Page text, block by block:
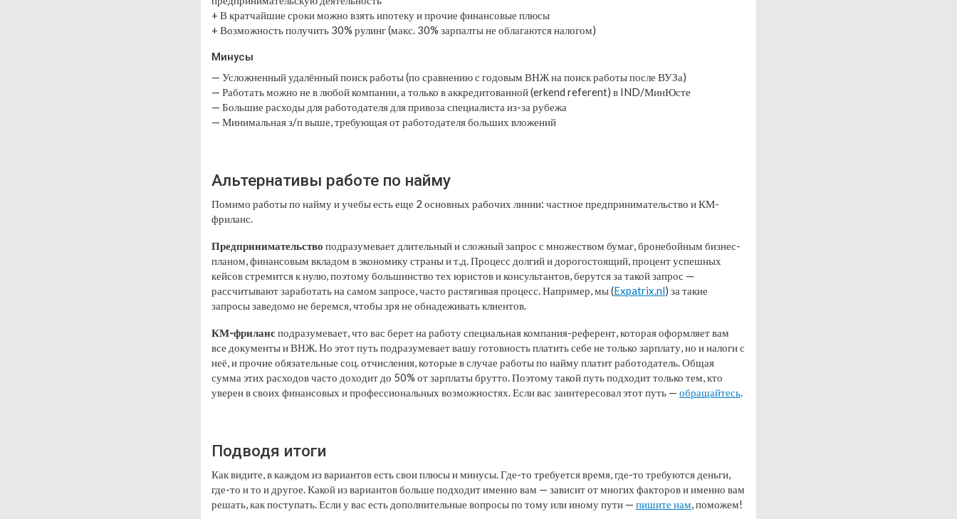
+ В кратчайшие сроки можно взять ипотеку и прочие финансовые плюсы
+ Возможность получить 30% рулинг (макс. 30% зарпалты не облагаются налогом)
Минусы
— Усложненный удалённый поиск работы (по сравнению с годовым ВНЖ на поиск работы после ВУЗа)
— Работать можно не в любой компании, а только в аккредитованной (erkend referent) в IND/МинЮсте
— Большие расходы для работодателя для привоза специалиста из-за рубежа
— Минимальная з/п выше, требующая от работодателя больших вложений
Альтернативы работе по найму
Помимо работы по найму и учебы есть еще 2 основных рабочих линии: частное предпринимательство и КМ-
фриланс.
Предпринимательство подразумевает длительный и сложный запрос с множеством бумаг, бронебойным бизнес-
планом, финансовым вкладом в экономику страны и т.д. Процесс долгий и дорогостоящий, процент успешных
кейсов стремится к нулю, поэтому большинство тех юристов и консультантов, берутся за такой запрос —
рассчитывают заработать на самом запросе, часто растягивая процесс. Например, мы (Expatrix.nl) за такие
запросы заведомо не беремся, чтобы зря не обнадеживать клиентов.
КМ-фрилансподразумевает, что вас берет на работу специальная компания-референт, которая оформляет вам
все документы и ВНЖ. Но этот путь подразумевает вашу готовность платить себе не только зарплату, но и налоги с
неё, и прочие обязательные соц. отчисления, которые в случае работы по найму платит работодатель. Общая
сумма этих расходов часто доходит до 50% от зарплаты брутто. Поэтому такой путь подходит только тем, кто
уверен в своих финансовых и профессиональных возможностях. Если вас заинтересовал этот путь — обращайтесь.
Подводя итоги
Как видите, в каждом из вариантов есть свои плюсы и минусы. Где-то требуется время, где-то требуются деньги,
где-то и то и другое. Какой из вариантов больше подходит именно вам — зависит от многих факторов и именно вам
решать, как поступать. Если у вас есть дополнительные вопросы по тому или иному пути — пишите нам, поможем!